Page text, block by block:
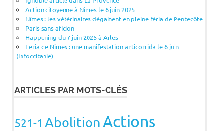
Action citoyenne à Nîmes le 6 juin 2025
Nîmes : les vétérinaires dégainent en pleine féria de Pentecôte
Paris sans aficion
Happening du 7 juin 2025 à Arles
Feria de Nîmes : une manifestation anticorrida le 6 juin
(Infoccitanie)
ARTICLES PAR MOTS-CLÉS
521-1 AbolitionActions